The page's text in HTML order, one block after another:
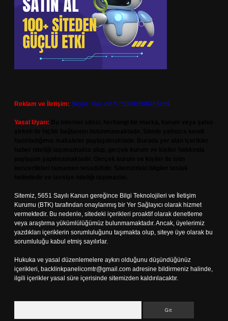
Reklam ve İletişim: Skype: live:.cid.575569c608265c69
Yasal Uyarı:
Sitemiz, 5651 Sayılı Kanun gereğince Bilgi Teknolojileri ve İletişim
Kurumu (BTK) tarafından onaylanmış bir Yer Sağlayıcı olarak hizmet
vermektedir. Bu nedenle, sitedeki içerikleri proaktif olarak denetleme
veya araştırma yükümlülüğümüz bulunmamaktadır. Ancak, üyelerimiz
yazdıkları içeriklerin sorumluluğunu taşımakta olup, siteye üye olarak bu
sorumluluğu kabul etmiş sayılırlar.
Hukuka ve yasal düzenlemelere aykırı olduğunu düşündüğünüz
içerikleri, backlinkpanelicomtr@gmail.com adresine bildirmeniz halinde,
ilgili içerikler yasal süre içerisinde sitemizden kaldırılacaktır.